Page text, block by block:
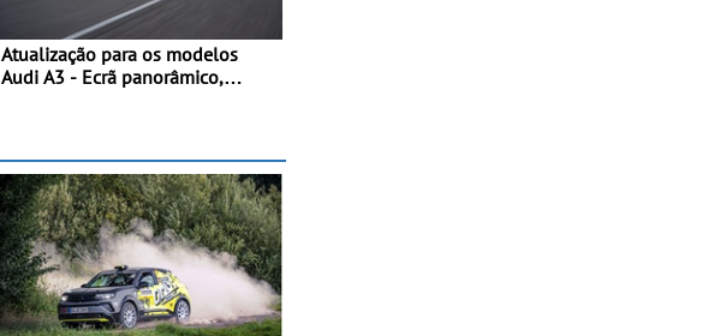
Atualização para os modelos
Audi A3 - Ecrã panorâmico,